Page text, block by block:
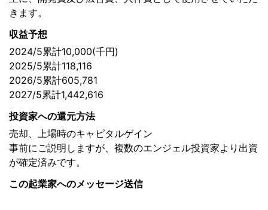
きます。
収益予想
2024/5累計10,000(千円)
2025/5累計118,116
2026/5累計605,781
2027/5累計1,442,616
投資家への還元方法
売却、上場時のキャピタルゲイン
事前にご説明しますが、複数のエンジェル投資家より出資
が確定済みです。
この起業家へのメッセージ送信